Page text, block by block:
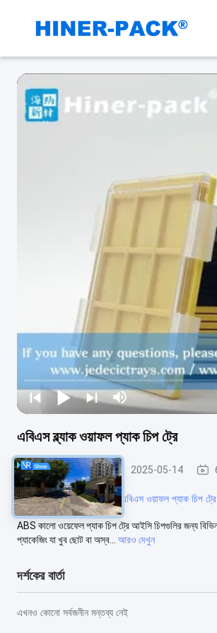
এবিএস ব্ল্যাক ওয়াফল প্যাক চিপ ট্রে
ওয়াফল প্যাক চিপ ট্রে 2025-05-14
#এবিএস ওয়াফল প্যাক ট্রে #এবিএস ওয়াফল প্যাক চিপ ট্রে
ABS কালো ওয়েফেল প্যাক চিপ ট্রে আইসি চিপগুলির জন্য
প্যাকেজিং যা খুব ছোট বা অস্ব...
আরও দেখুন
দর্শকের বার্তা
এখনও কোনো সর্বজনীন মন্তব্য নেই